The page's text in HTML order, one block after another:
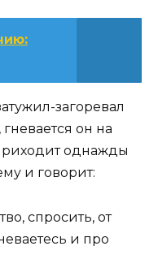
загоревал
он на
однажды
и говорит:
спросить, от
и про